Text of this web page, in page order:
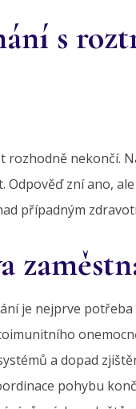
s
nekončí.
zní ano,
případným
je nejprve
a dopad
pohybu